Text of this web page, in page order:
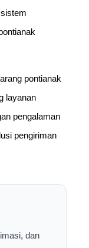
pontianak
layanan
pengalaman
pengiriman
dan